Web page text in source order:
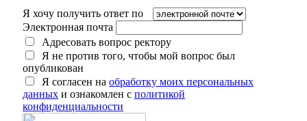
Я хочу получить ответ по
Электронная почта
Адресовать вопрос ректору
Я не против того, чтобы мой вопрос был
опубликован
Я согласен на обработку моих персональных
данных и ознакомлен с политикой
конфиденциальности